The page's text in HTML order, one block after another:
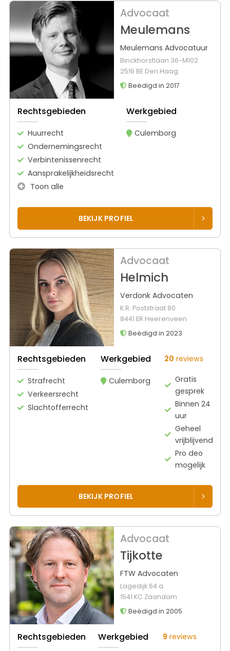
Advocaat
Meulemans
Meulemans Advocatuur
Binckhorstlaan 36-M102
2516 BE Den Haag
Beëdigd in 2017
Rechtsgebieden
Huurrecht
Ondernemingsrecht
Verbintenissenrecht
Aansprakelijkheidsrecht
Toon alle
Werkgebied
Culemborg
BEKIJK PROFIEL
Advocaat
Helmich
Verdonk Advocaten
K.R. Poststraat 80
8441 ER Heerenveen
Beëdigd in 2023
Rechtsgebieden
Strafrecht
Verkeersrecht
Slachtofferrecht
Werkgebied
Culemborg
20 reviews
Gratis
gesprek
Binnen 24
uur
Geheel
vrijblijvend
Pro deo
mogelijk
BEKIJK PROFIEL
Advocaat
Tijkotte
FTW Advocaten
Lagedijk 64 a
1541 KC Zaandam
Beëdigd in 2005
Rechtsgebieden Werkgebied 9 reviews